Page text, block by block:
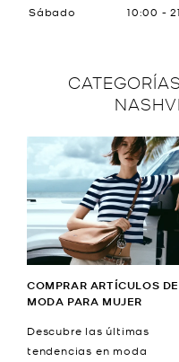
Sábado
10:00 -
COMPRAR ARTÍCULOS DE
MODA PARA MUJER
Descubre las últimas
tendencias en moda